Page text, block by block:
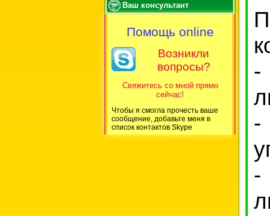
Ваш консультант
Помощь online
Возникли
вопросы?
Свяжитесь со мной прямо
сейчас!
Чтобы я смогла прочесть ваше
сообщение, добавьте меня в
список контактов Skype
-
-
-